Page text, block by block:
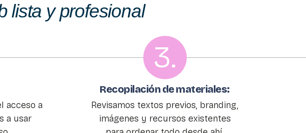
lista y profesional
acceso a
a usar
3.
Recopilación de materiales:
Revisamos textos previos, branding,
imágenes y recursos existentes